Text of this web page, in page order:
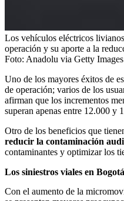
Los vehículos eléctricos
operación y su aporte a la
Foto: Anadolu via Getty Images
Uno de los mayores éxitos de
de operación; varios de los
afirman que los incrementos
superan apenas entre 12.000 y
Otro de los beneficios que
reducir la contaminación
contaminantes y optimizar los
Los siniestros viales en Bogotá
Con el aumento de la